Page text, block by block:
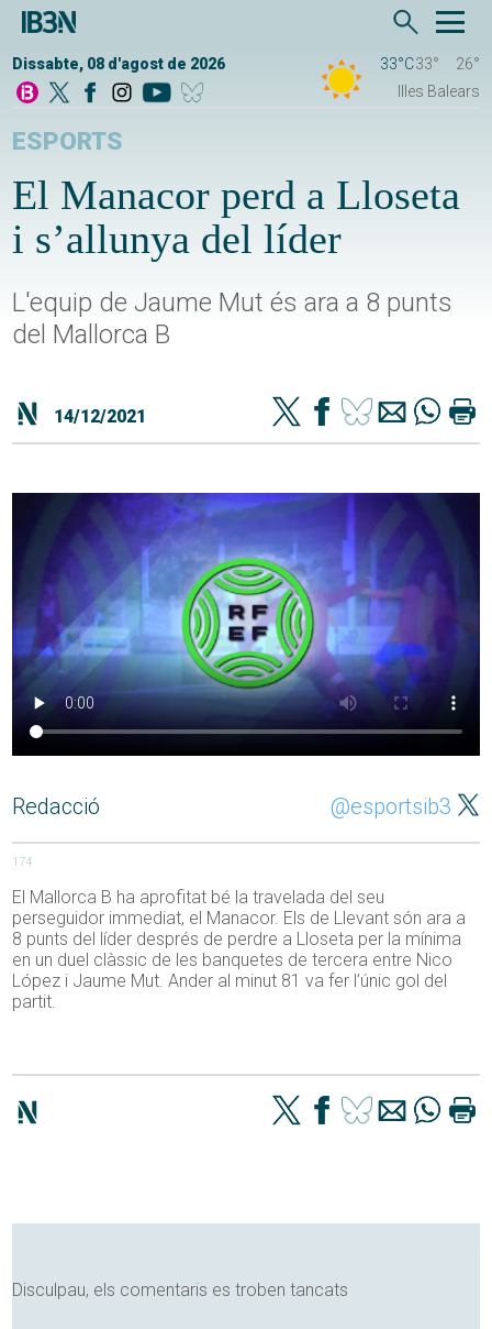
Dissabte, 08 d'agost de 2026 33°C33°
26°
Illes Balears
ESPORTS
El Manacor perd a Lloseta
i s’allunya del líder
L'equip de Jaume Mut és ara a 8 punts
del Mallorca B
14/12/2021
Redacció @esportsib3
174
El Mallorca B ha aprofitat bé la travelada del seu
perseguidor immediat, el Manacor. Els de Llevant són ara a
8 punts del líder després de perdre a Lloseta per la mínima
en un duel clàssic de les banquetes de tercera entre Nico
López i Jaume Mut. Ander al minut 81 va fer l’únic gol del
partit.
Disculpau, els comentaris es troben tancats